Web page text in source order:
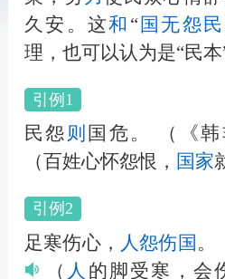
久安。这和 “国无怨民
理，也可以认为是“民本
引例1
民怨 则 国危。
（《
（百姓心怀怨恨， 国家
引例2
足寒伤心， 人怨伤国 。
（ 人 的脚受寒，会